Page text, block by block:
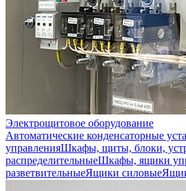
Электрощитовое оборудование
Автоматические конденсаторные
управленияШкафы, щиты, блоки,
распределительныеШкафы, ящики
разветвительныеЯщики силовые